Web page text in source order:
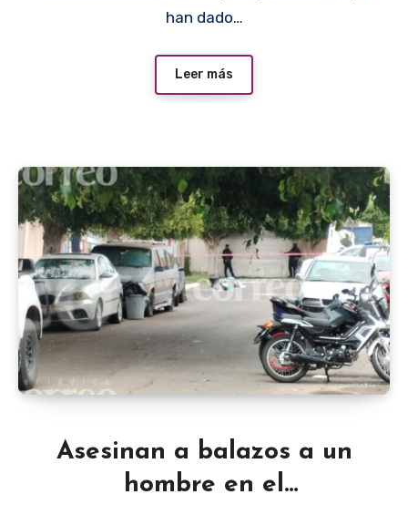
han dado…
Leer más
Asesinan a balazos a un
hombre en el